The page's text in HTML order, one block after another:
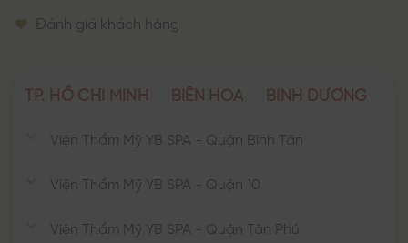
Đánh giá khách hàng
TP. HỒ CHÍ MINH BIÊN HÒA BÌNH DƯƠNG
Viện Thẩm Mỹ YB SPA - Quận Bình Tân
Viện Thẩm Mỹ YB SPA - Quận 10
Viện Thẩm Mỹ YB SPA - Quận Tân Phú